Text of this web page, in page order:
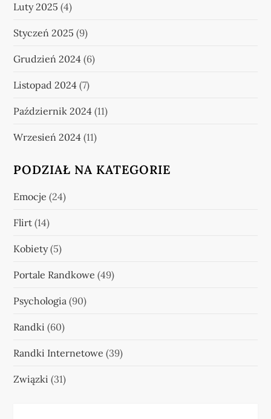
Luty 2025 (4)
Styczeń 2025 (9)
Grudzień 2024 (6)
Listopad 2024 (7)
Październik 2024 (11)
Wrzesień 2024 (11)
PODZIAŁ NA KATEGORIE
Emocje (24)
Flirt (14)
Kobiety(5)
Portale Randkowe (49)
Psychologia (90)
Randki (60)
Randki Internetowe (39)
Związki (31)